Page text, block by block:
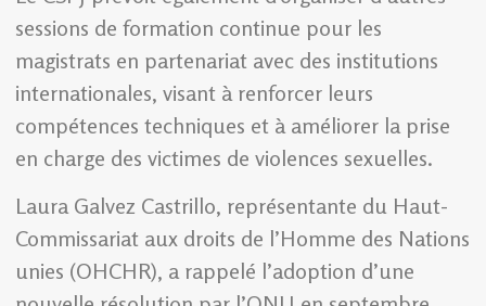
sessions de formation continue pour les
magistrats en partenariat avec des institutions
internationales, visant à renforcer leurs
compétences techniques et à améliorer la prise
en charge des victimes de violences sexuelles.
Laura Galvez Castrillo, représentante du Haut-
Commissariat aux droits de l’Homme des Nations
unies (OHCHR), a rappelé l’adoption d’une